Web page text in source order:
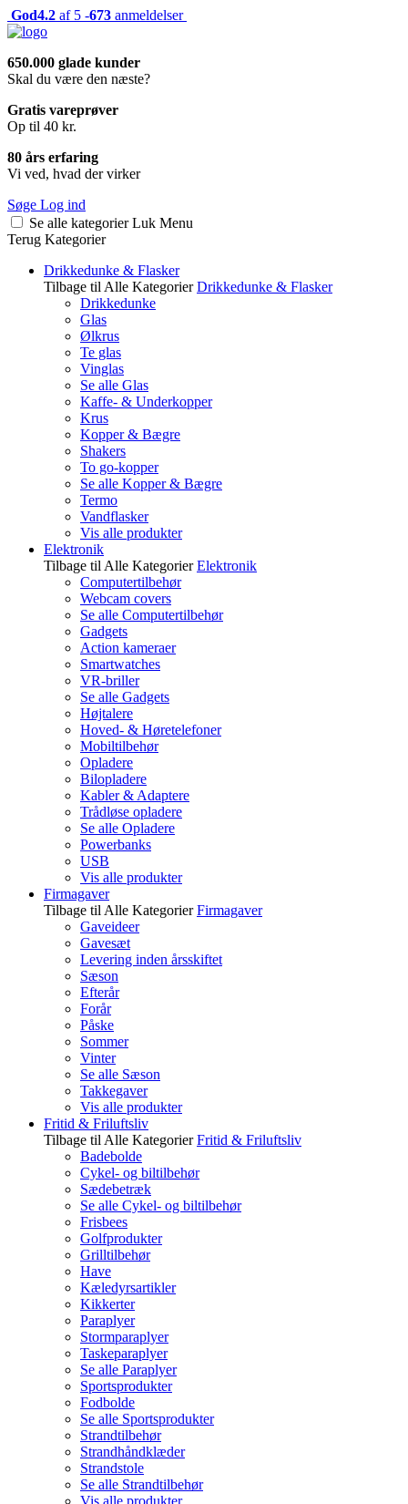
God4.2 af 5 -673 anmeldelser
650.000 glade kunder
Skal du være den næste?
Gratis vareprøver
Op til 40 kr.
80 års erfaring
Vi ved, hvad der virker
Søge Log ind
Se alle kategorier Luk Menu
Terug Kategorier
Drikkedunke & Flasker
Tilbage til Alle Kategorier Drikkedunke & Flasker
Drikkedunke
Glas
Ølkrus
Te glas
Vinglas
Se alle Glas
Kaffe- & Underkopper
Krus
Kopper & Bægre
Shakers
To go-kopper
Se alle Kopper & Bægre
Termo
Vandflasker
Vis alle produkter
Elektronik
Tilbage til Alle Kategorier Elektronik
Computertilbehør
Webcam covers
Se alle Computertilbehør
Gadgets
Action kameraer
Smartwatches
VR-briller
Se alle Gadgets
Højtalere
Hoved- & Høretelefoner
Mobiltilbehør
Opladere
Bilopladere
Kabler & Adaptere
Trådløse opladere
Se alle Opladere
Powerbanks
USB
Vis alle produkter
Firmagaver
Tilbage til Alle Kategorier Firmagaver
Gaveideer
Gavesæt
Levering inden årsskiftet
Sæson
Efterår
Forår
Påske
Sommer
Vinter
Se alle Sæson
Takkegaver
Vis alle produkter
Fritid & Friluftsliv
Tilbage til Alle Kategorier Fritid & Friluftsliv
Badebolde
Cykel- og biltilbehør
Sædebetræk
Se alle Cykel- og biltilbehør
Frisbees
Golfprodukter
Grilltilbehør
Have
Kæledyrsartikler
Kikkerter
Paraplyer
Stormparaplyer
Taskeparaplyer
Se alle Paraplyer
Sportsprodukter
Fodbolde
Se alle Sportsprodukter
Strandtilbehør
Strandhåndklæder
Strandstole
Se alle Strandtilbehør
Vis alle produkter